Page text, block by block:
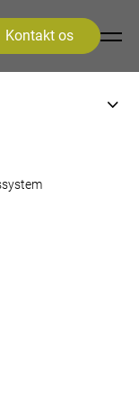
Kontakt os
i
manuel